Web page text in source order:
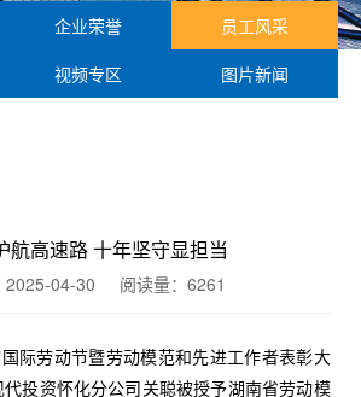
企业荣誉
员工风采
视频专区 图片新闻
航高速路 十年坚守显担当
2025-04-30 阅读量： 6261
际劳动节暨劳动模范和先进工作者表彰大
投资怀化分公司关聪被授予湖南省劳动模